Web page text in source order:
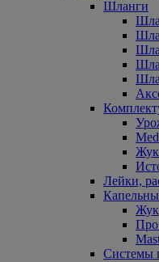
Шланги
Жук
Лейки,
Жук
Системы